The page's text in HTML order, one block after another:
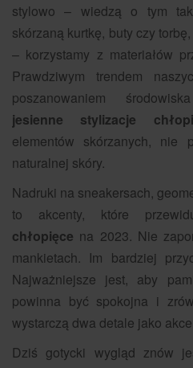
stylowo – wiedzą o tym
skórzaną kurtkę, buty czy
– korzystamy z materiałów
Prawdziwym trendem
poszanowaniem
jesienne stylizacje
elementów skórzanych, nie
naturalnej skóry.
Nadruki na sneakersach,
to akcenty, które
chłopięce na 2023. Nie
mankietach. Im bardziej
Najważniejsze jest, aby
powinna być spokojna i
wystarczą dwa detale jako
Dziś gotycki wygląd znów